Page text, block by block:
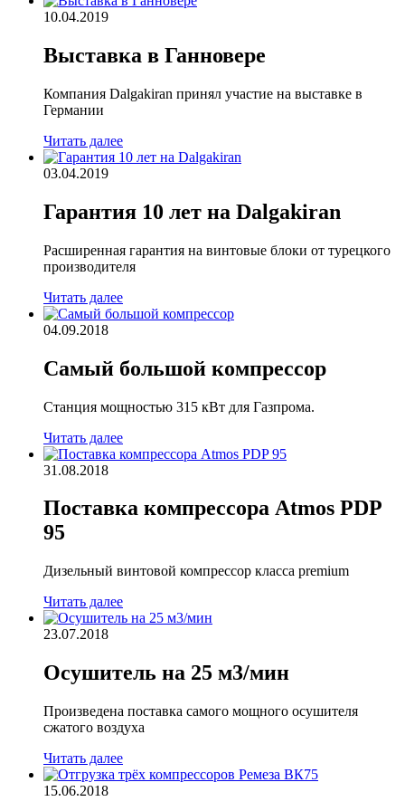
10.04.2019
Выставка в Ганновере
Компания Dalgakiran принял участие на выставке в
Германии
Читать далее
03.04.2019
Гарантия 10 лет на Dalgakiran
Расширенная гарантия на винтовые блоки от турецкого
производителя
Читать далее
04.09.2018
Самый большой компрессор
Станция мощностью 315 кВт для Газпрома.
Читать далее
31.08.2018
Поставка компрессора Atmos PDP
95
Дизельный винтовой компрессор класса premium
Читать далее
23.07.2018
Осушитель на 25 м3/мин
Произведена поставка самого мощного осушителя
сжатого воздуха
Читать далее
15.06.2018